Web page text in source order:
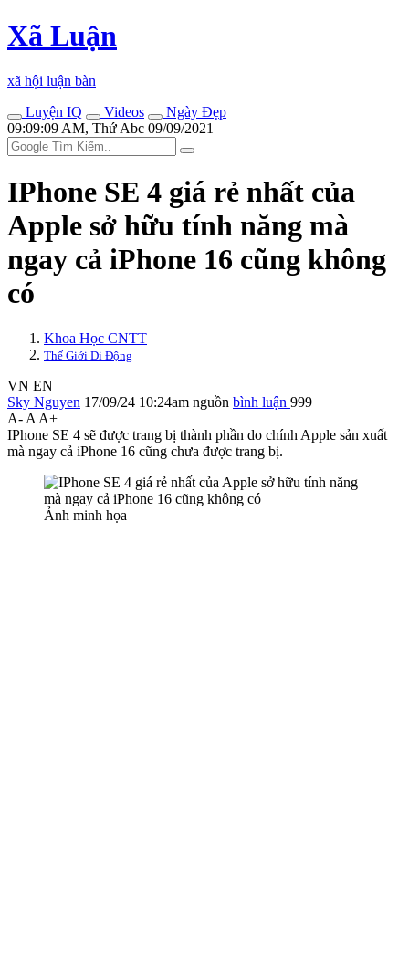
Xã Luận
xã hội luận bàn
Luyện IQ
Videos
Ngày Đẹp
09:09:09 AM, Thứ Abc 09/09/2021
IPhone SE 4 giá rẻ nhất của
Apple sở hữu tính năng mà
ngay cả iPhone 16 cũng không
có
Khoa Học CNTT
Thế Giới Di Động
VN EN
Sky Nguyen 17/09/24 10:24am nguồn bình luận 999
A- A A+
IPhone SE 4 sẽ được trang bị thành phần do chính Apple sản xuất
mà ngay cả iPhone 16 cũng chưa được trang bị.
Ảnh minh họa